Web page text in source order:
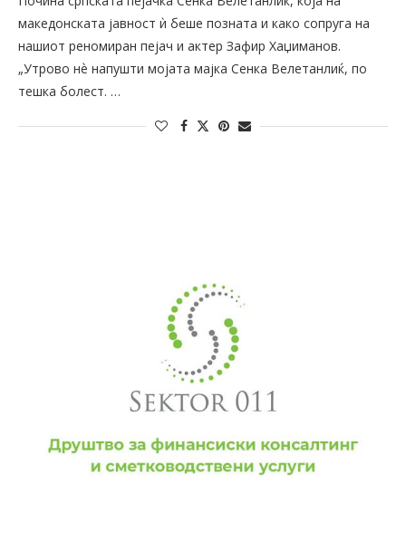
македонската јавност ѝ беше позната и како сопруга на
нашиот реномиран пејач и актер Зафир Хаџиманов.
„Утрово нѐ напушти мојата мајка Сенка Велетанлиќ, по
тешка болест. …